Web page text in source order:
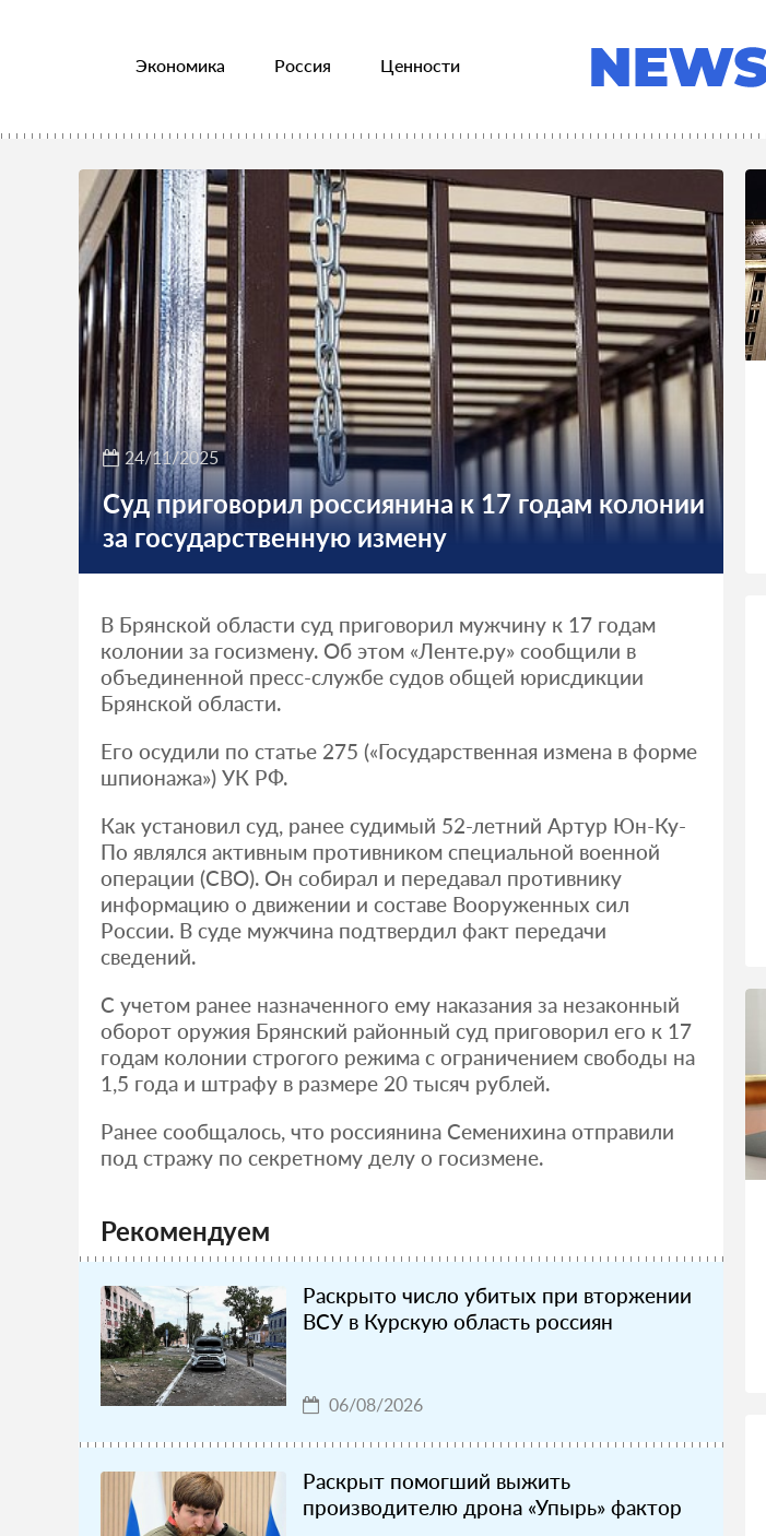
Экономика Россия Ценности
24/11/2025
Суд приговорил россиянина к 17 годам колонии
за государственную измену
В Брянской области суд приговорил мужчину к 17 годам
колонии за госизмену. Об этом «Ленте.ру» сообщили в
объединенной пресс-службе судов общей юрисдикции
Брянской области.
Его осудили по статье 275 («Государственная измена в форме
шпионажа») УК РФ.
Как установил суд, ранее судимый 52-летний Артур Юн-Ку-
По являлся активным противником специальной военной
операции (СВО). Он собирал и передавал противнику
информацию о движении и составе Вооруженных сил
России. В суде мужчина подтвердил факт передачи
сведений.
С учетом ранее назначенного ему наказания за незаконный
оборот оружия Брянский районный суд приговорил его к 17
годам колонии строгого режима с ограничением свободы на
1,5 года и штрафу в размере 20 тысяч рублей.
Ранее сообщалось, что россиянина Семенихина отправили
под стражу по секретному делу о госизмене.
Рекомендуем
Раскрыто число убитых при вторжении
ВСУ в Курскую область россиян
06/08/2026
Раскрыт помогший выжить
производителю дрона «Упырь» фактор